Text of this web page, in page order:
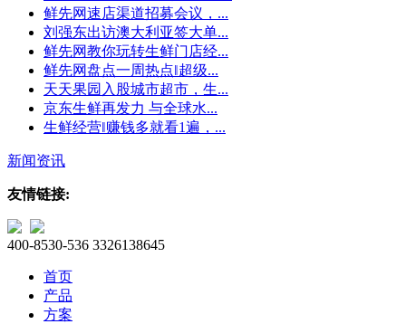
鲜先网速店渠道招募会议，...
刘强东出访澳大利亚签大单...
鲜先网教你玩转生鲜门店经...
鲜先网盘点一周热点‖超级...
天天果园入股城市超市，生...
京东生鲜再发力 与全球水...
生鲜经营‖赚钱多就看1遍，...
新闻资讯
友情链接:
400-8530-536 3326138645
首页
产品
方案